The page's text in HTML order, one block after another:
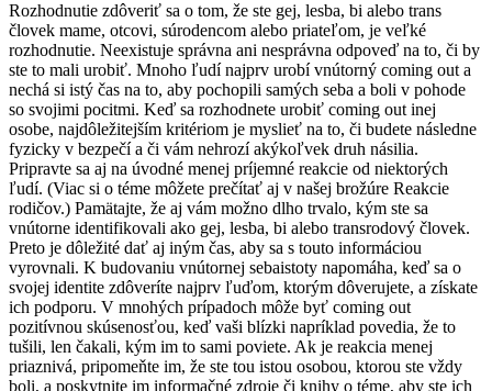
Rozhodnutie zdôveriť sa o tom, že ste gej, lesba, bi alebo trans
človek mame, otcovi, súrodencom alebo priateľom, je veľké
rozhodnutie. Neexistuje správna ani nesprávna odpoveď na to, či by
ste to mali urobiť. Mnoho ľudí najprv urobí vnútorný coming out a
nechá si istý čas na to, aby pochopili samých seba a boli v pohode
so svojimi pocitmi. Keď sa rozhodnete urobiť coming out inej
osobe, najdôležitejším kritériom je myslieť na to, či budete následne
fyzicky v bezpečí a či vám nehrozí akýkoľvek druh násilia.
Pripravte sa aj na úvodné menej príjemné reakcie od niektorých
ľudí. (Viac si o téme môžete prečítať aj v našej brožúre Reakcie
rodičov.) Pamätajte, že aj vám možno dlho trvalo, kým ste sa
vnútorne identifikovali ako gej, lesba, bi alebo transrodový človek.
Preto je dôležité dať aj iným čas, aby sa s touto informáciou
vyrovnali. K budovaniu vnútornej sebaistoty napomáha, keď sa o
svojej identite zdôveríte najprv ľuďom, ktorým dôverujete, a získate
ich podporu. V mnohých prípadoch môže byť coming out
pozitívnou skúsenosťou, keď vaši blízki napríklad povedia, že to
tušili, len čakali, kým im to sami poviete. Ak je reakcia menej
priaznivá, pripomeňte im, že ste tou istou osobou, ktorou ste vždy
boli, a poskytnite im informačné zdroje či knihy o téme, aby ste ich